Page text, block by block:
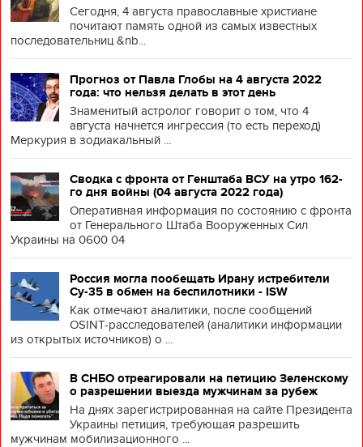
Сегодня, 4 августа православные христиане
почитают память одной из самых известных
последовательниц &nb...
Прогноз от Павла Глобы на 4 августа 2022
года: что нельзя делать в этот день
Знаменитый астролог говорит о том, что 4
августа начнется ингрессия (то есть переход)
Меркурия в зодиакальный ...
Сводка с фронта от Генштаба ВСУ на утро 162-
го дня войны (04 августа 2022 года)
Оперативная информация по состоянию с фронта
от Генерального Штаба Вооруженных Сил
Украины на 0600 04
Россия могла пообещать Ирану истребители
Су-35 в обмен на беспилотники - ISW
Как отмечают аналитики, после сообщений
OSINT-расследователей (аналитики информации
из открытых источников) о ...
В СНБО отреагировали на петицию Зеленскому
о разрешении выезда мужчинам за рубеж
На днях зарегистрированная на сайте Президента
Украины петиция, требующая разрешить
мужчинам мобилизационного ...